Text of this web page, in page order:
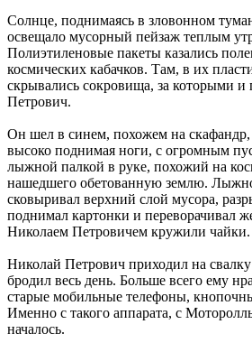
Солнце, поднимаясь в зловонном
освещало мусорный пейзаж теплым
Полиэтиленовые пакеты казались
космических кабачков. Там, в их
скрывались сокровища, за которыми и
Петрович.
Он шел в синем, похожем на скафандр,
высоко поднимая ноги, с огромным
лыжной палкой в руке, похожий на
нашедшего обетованную землю.
сковыривал верхний слой мусора,
поднимал картонки и переворачивал
Николаем Петровичем кружили чайки.
Николай Петрович приходил на
бродил весь день. Больше всего ему
старые мобильные телефоны,
Именно с такого аппарата, с
началось.